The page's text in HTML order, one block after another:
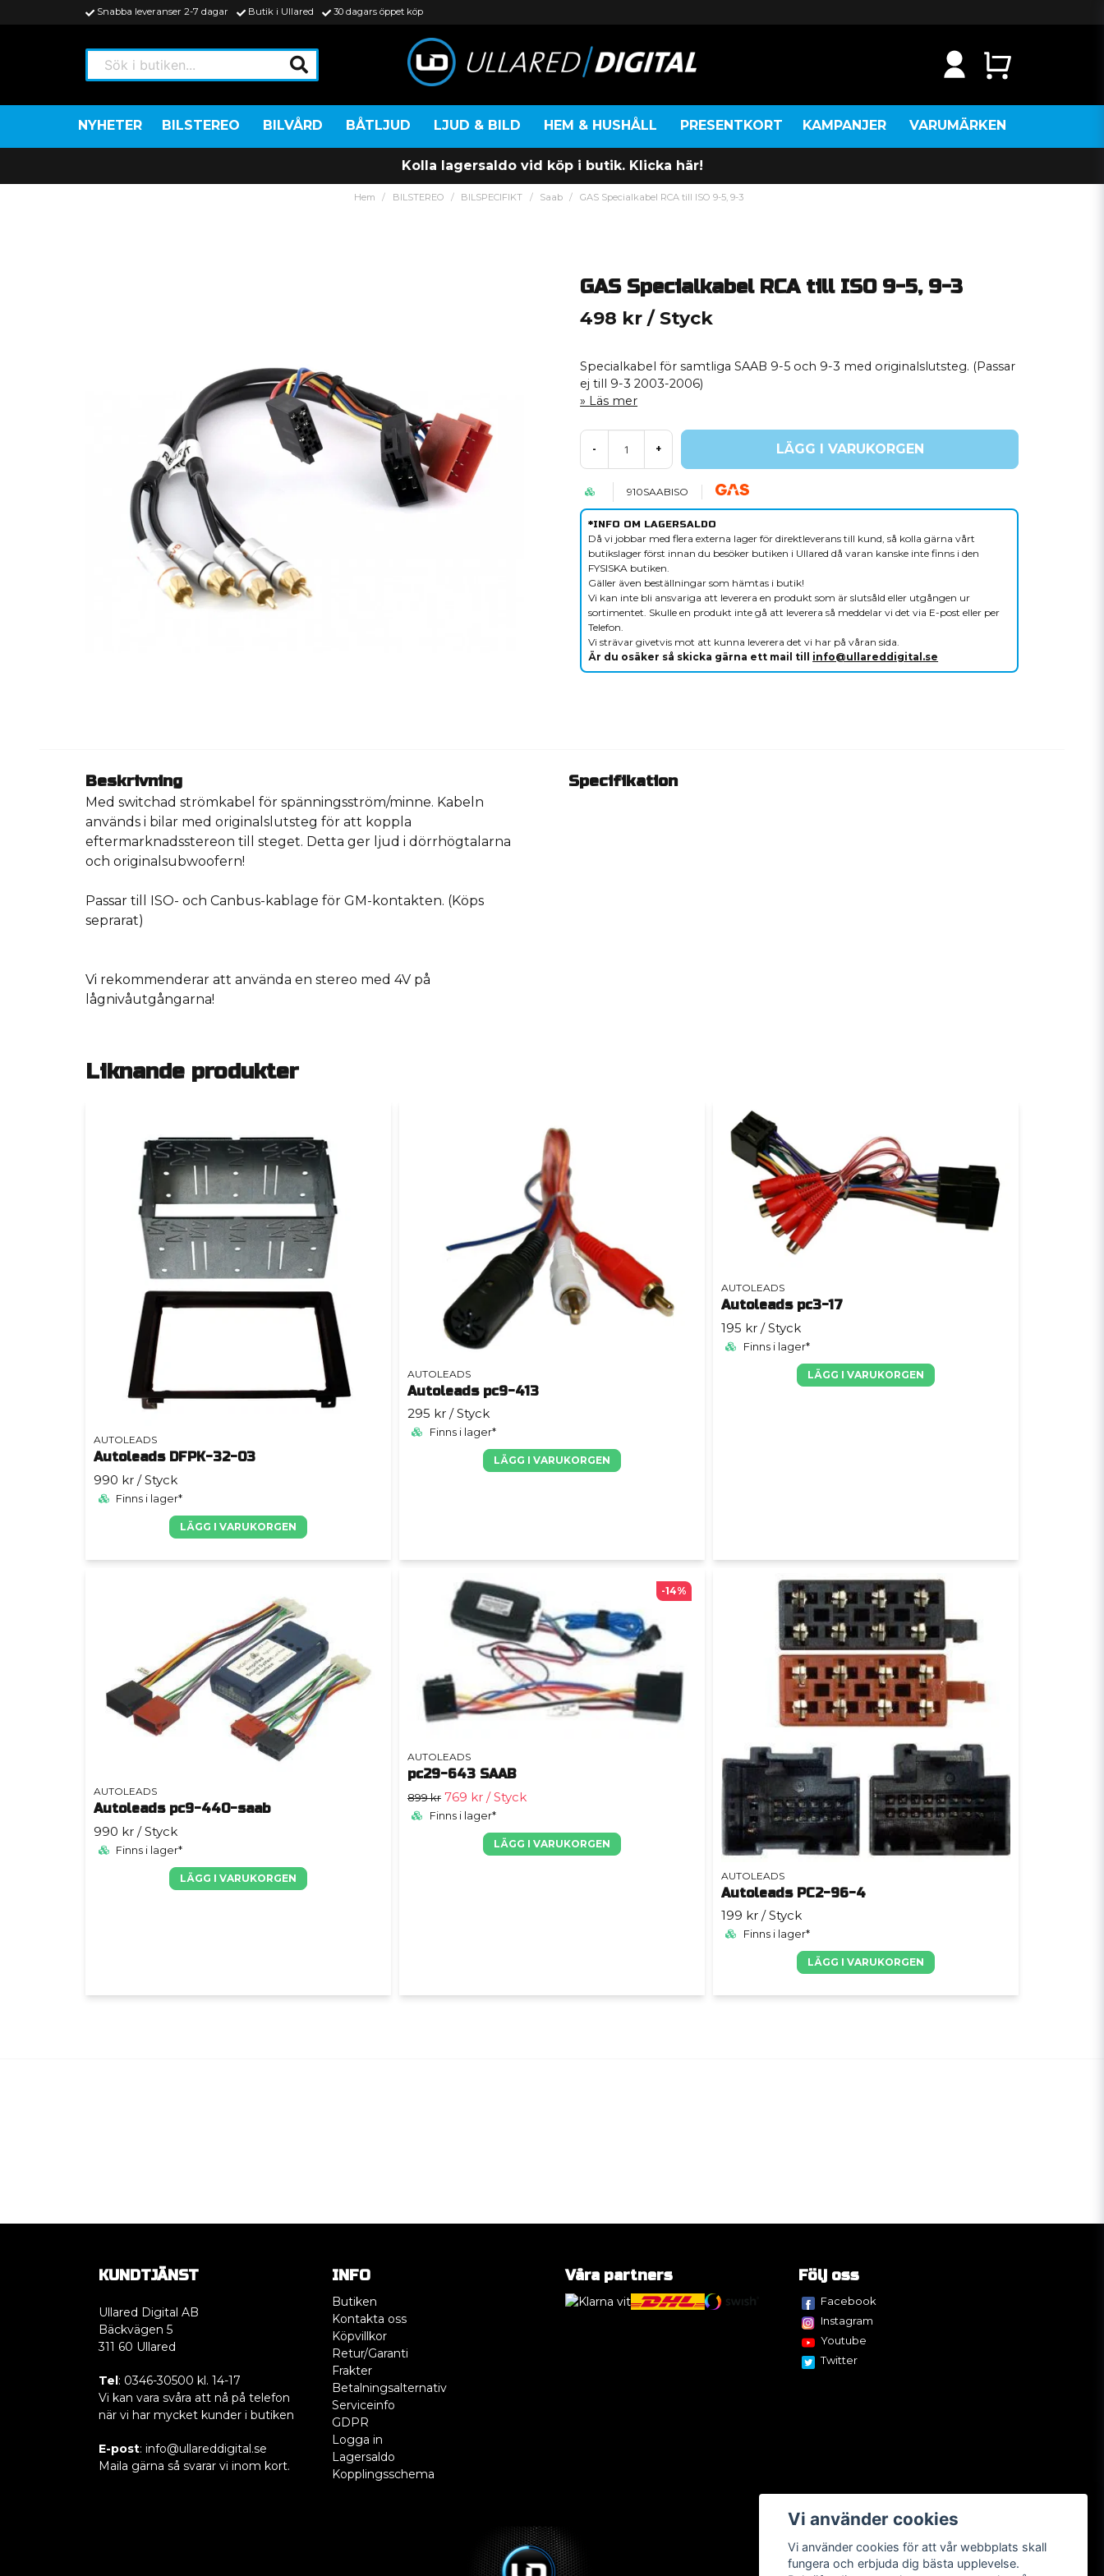
Snabba leveranser 2-7 dagar Butik i Ullared 30 dagars öppet köp
Sök i butiken...
NYHETER BILSTEREO BILVÅRD BÅTLJUD LJUD & BILD HEM & HUSHÅLL PRESENTKORT KAMPANJER VARUMÄRKEN
Kolla lagersaldo vid köp i butik. Klicka här!
Hem BILSTEREO BILSPECIFIKT Saab GAS Specialkabel RCA till ISO 9-5, 9-3
GAS Specialkabel RCA till ISO 9-5, 9-3
498 kr / Styck
Specialkabel för samtliga SAAB 9-5 och 9-3 med originalslutsteg. (Passar
ej till 9-3 2003-2006)
Läs mer
- + LÄGG I VARUKORGEN
910SAABISO
*INFO OM LAGERSALDO
Då vi jobbar med flera externa lager för direktleverans till kund, så kolla gärna vårt
butikslager först innan du besöker butiken i Ullared då varan kanske inte finns i den
FYSISKA butiken.
Gäller även beställningar som hämtas i butik!
Vi kan inte bli ansvariga att leverera en produkt som är slutsåld eller utgången ur
sortimentet. Skulle en produkt inte gå att leverera så meddelar vi det via E-post eller per
Telefon.
Vi strävar givetvis mot att kunna leverera det vi har på våran sida.
Är du osäker så skicka gärna ett mail till info@ullareddigital.se
Beskrivning
Med switchad strömkabel för spänningsström/minne. Kabeln
används i bilar med originalslutsteg för att koppla
eftermarknadsstereon till steget. Detta ger ljud i dörrhögtalarna
och originalsubwoofern!
Passar till ISO- och Canbus-kablage för GM-kontakten. (Köps
seprarat)
Vi rekommenderar att använda en stereo med 4V på
lågnivåutgångarna!
Specifikation
Liknande produkter
AUTOLEADS
Autoleads DFPK-32-03
990 kr / Styck
Finns i lager*
LÄGG I VARUKORGEN
AUTOLEADS
Autoleads pc9-413
295 kr / Styck
Finns i lager*
LÄGG I VARUKORGEN
AUTOLEADS
Autoleads pc3-17
195 kr / Styck
Finns i lager*
LÄGG I VARUKORGEN
AUTOLEADS
Autoleads pc9-440-saab
990 kr / Styck
Finns i lager*
LÄGG I VARUKORGEN
AUTOLEADS
pc29-643 SAAB
899 kr 769 kr / Styck
Finns i lager*
LÄGG I VARUKORGEN
-14%
AUTOLEADS
Autoleads PC2-96-4
199 kr / Styck
Finns i lager*
LÄGG I VARUKORGEN
KUNDTJÄNST
Ullared Digital AB
Bäckvägen 5
311 60 Ullared
Tel : 0346-30500 kl. 14-17
Vi kan vara svåra att nå på telefon
när vi har mycket kunder i butiken
E-post: info@ullareddigital.se
Maila gärna så svarar vi inom kort.
INFO
Butiken
Kontakta oss
Köpvillkor
Retur/Garanti
Frakter
Betalningsalternativ
Serviceinfo
GDPR
Logga in
Lagersaldo
Kopplingsschema
Våra partners Följ oss
Facebook
Instagram
Youtube
Twitter
Vi använder cookies
Vi använder cookies för att vår webbplats skall
fungera och erbjuda dig bästa upplevelse.